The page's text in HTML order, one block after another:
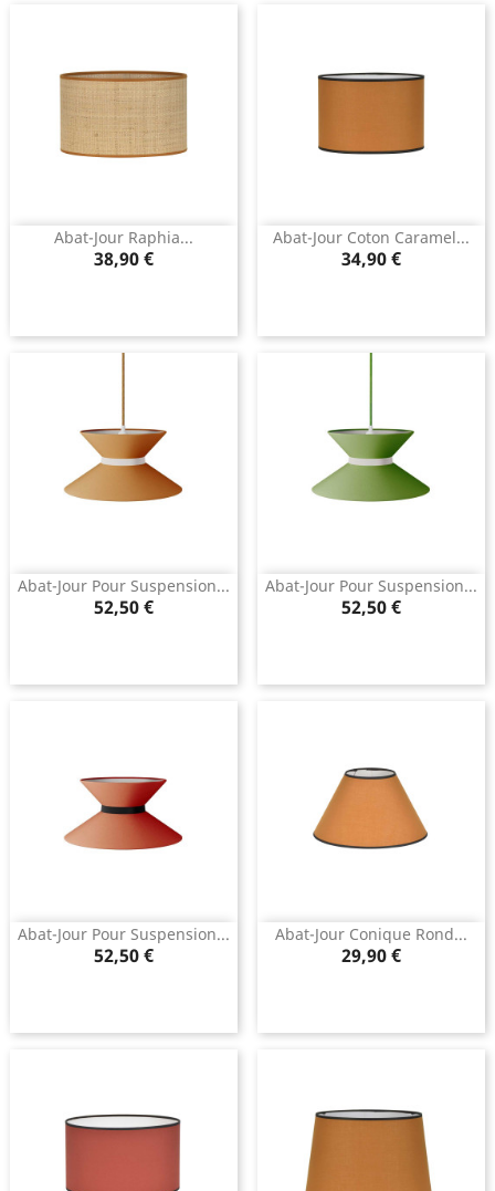
Abat-Jour Raphia...
Prix
38,90 €
Abat-Jour Coton Caramel...
Prix
34,90 €
Abat-Jour Pour Suspension...
Prix
52,50 €
Abat-Jour Pour Suspension...
Prix
52,50 €
Abat-Jour Pour Suspension...
Prix
52,50 €
Abat-Jour Conique Rond...
Prix
29,90 €